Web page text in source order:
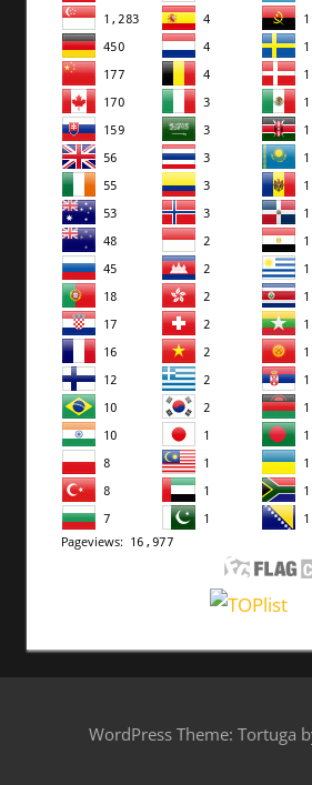
WordPress Theme: Tortuga